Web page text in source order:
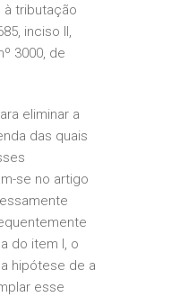
tributação
inciso II,
3000, de
eliminar a
das quais
se no artigo
do item I, o
hipótese de a
esse